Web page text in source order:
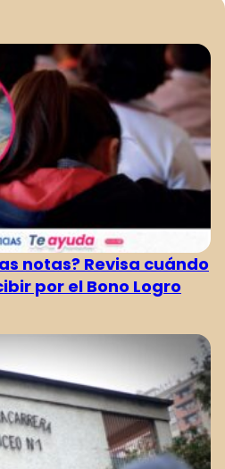
notas? Revisa cuándo
por el Bono Logro